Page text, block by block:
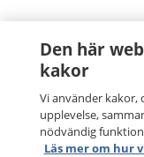
Den här
kakor
Vi använder kakor,
upplevelse,
nödvändig
Läs mer om hur